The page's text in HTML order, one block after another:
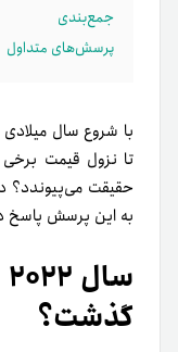
جمع‌بندی
پرسش‌های متداول
با شروع سال
تا نزول قیمت برخی
حقیقت می‌پیوندد؟
به این پرسش پاسخ
گذشت؟